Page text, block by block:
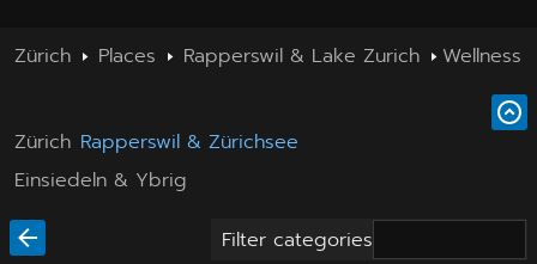
Zürich Places Rapperswil & Lake Zurich Wellness
Zürich Rapperswil & Zürichsee
Einsiedeln & Ybrig
Filter categories